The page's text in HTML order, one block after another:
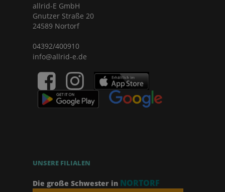
allrid-E GmbH
Gnutzer Straße 20
24589 Nortorf
04392/400910
info@allrid-e.de
UNSERE FILIALEN
Die große Schwester in NORTORF